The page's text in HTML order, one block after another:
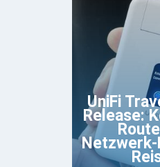
UniFi
Release: